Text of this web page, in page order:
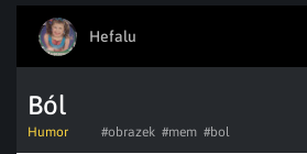
Hefalu
Ból
Humor #obrazek #mem #bol